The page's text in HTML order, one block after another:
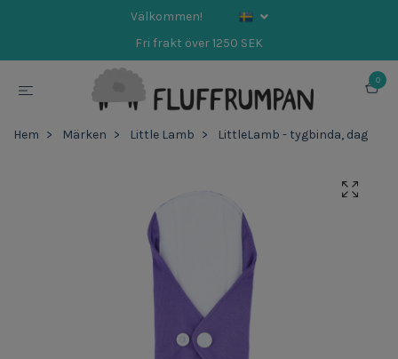
Välkommen!
Fri frakt över 1250 SEK
0
Hem Märken Little Lamb LittleLamb - tygbinda, dag